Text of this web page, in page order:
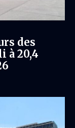
des
à 20,4